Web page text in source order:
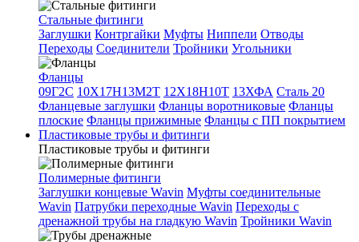
Стальные фитинги
Заглушки Контргайки Муфты Ниппели Отводы
Переходы Соединители Тройники Угольники
Фланцы
09Г2С 10Х17Н13М2Т 12Х18Н10Т 13ХФА Сталь 20
Фланцевые заглушки Фланцы воротниковые Фланцы
плоские Фланцы прижимные Фланцы с ПП покрытием
Пластиковые трубы и фитинги
Пластиковые трубы и фитинги
Полимерные фитинги
Заглушки концевые Wavin Муфты соединительные
Wavin Патрубки переходные Wavin Переходы с
дренажной трубы на гладкую Wavin Тройники Wavin